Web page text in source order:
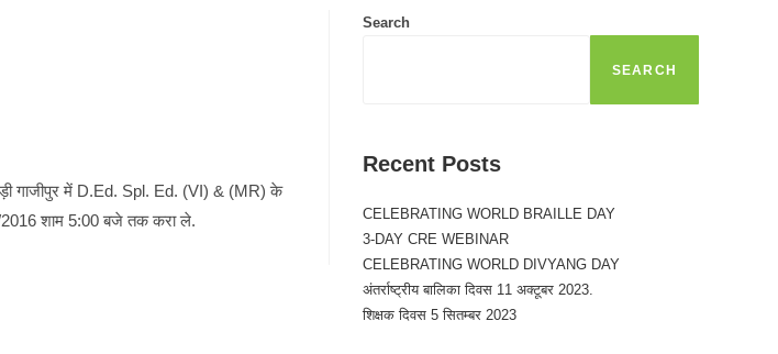
गाजीपुर में D.Ed. Spl. Ed. (VI) & (MR) के
शाम 5:00 बजे तक करा ले.
Search
SEARCH
Recent Posts
CELEBRATING WORLD BRAILLE DAY
3-DAY CRE WEBINAR
CELEBRATING WORLD DIVYANG DAY
अंतर्राष्ट्रीय बालिका दिवस 11 अक्टूबर 2023.
शिक्षक दिवस 5 सितम्बर 2023